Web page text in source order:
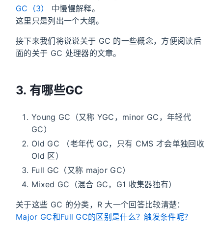
GC（3）
中慢慢解释。
这里只是列出一个大纲。
接下来我们将说说关于 GC 的一些概念，方便阅读后
面的关于 GC 处理器的文章。
3. 有哪些GC
Young GC（又称 YGC，minor GC，年轻代
GC）
Old GC （老年代 GC，只有 CMS 才会单独回收
Old 区）
Full GC（又称 major GC）
Mixed GC（混合 GC，G1 收集器独有）
关于这些 GC 的分类，R 大一个回答比较清楚：
Major GC和Full GC的区别是什么？触发条件呢？